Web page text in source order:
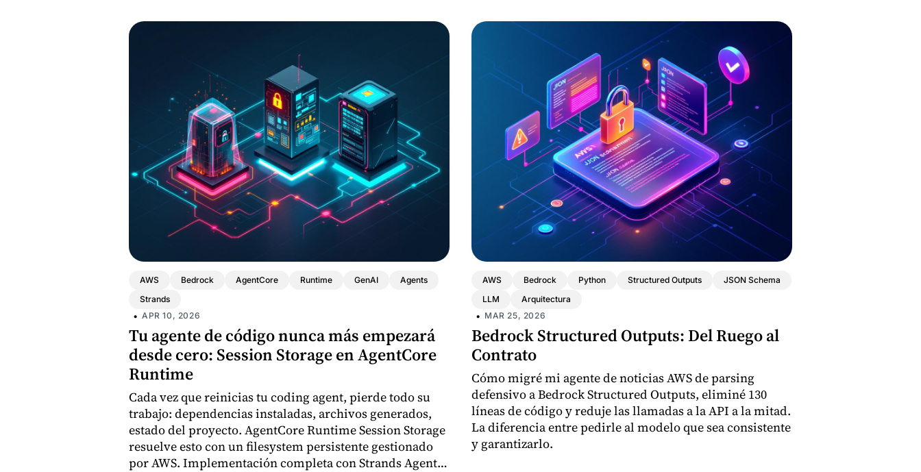
AWS Bedrock AgentCore Runtime GenAI
Agents
Strands
• APR 10, 2026
Tu agente de código nunca más empezará
desde cero: Session Storage en AgentCore
Runtime
Cada vez que reinicias tu coding agent, pierde todo su
trabajo: dependencias instaladas, archivos generados,
estado del proyecto. AgentCore Runtime Session Storage
resuelve esto con un filesystem persistente gestionado
por AWS. Implementación completa con Strands Agents
AWS Bedrock Python Structured Outputs
JSON Schema
LLM
Arquitectura
• MAR 25, 2026
Bedrock Structured Outputs: Del Ruego al
Contrato
Cómo migré mi agente de noticias AWS de parsing
defensivo a Bedrock Structured Outputs, eliminé 130
líneas de código y reduje las llamadas a la API a la mitad.
La diferencia entre pedirle al modelo que sea consistente
y garantizarlo.